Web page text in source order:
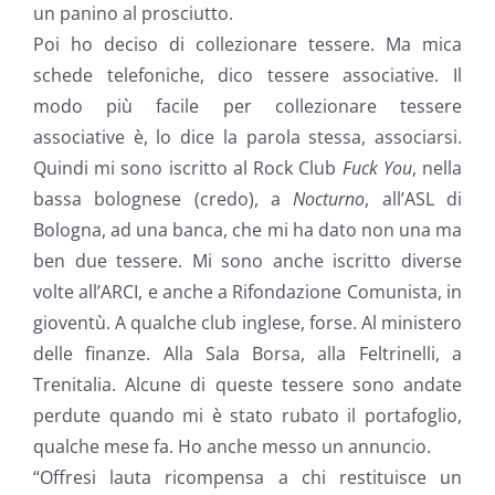
un panino al prosciutto.
Poi ho deciso di collezionare tessere. Ma mica
schede telefoniche, dico tessere associative. Il
modo più facile per collezionare tessere
associative è, lo dice la parola stessa, associarsi.
Quindi mi sono iscritto al Rock Club Fuck You, nella
bassa bolognese (credo), aNocturno, all’ASL di
Bologna, ad una banca, che mi ha dato non una ma
ben due tessere. Mi sono anche iscritto diverse
volte all’ARCI, e anche a Rifondazione Comunista, in
gioventù. A qualche club inglese, forse. Al ministero
delle finanze. Alla Sala Borsa, alla Feltrinelli, a
Trenitalia. Alcune di queste tessere sono andate
perdute quando mi è stato rubato il portafoglio,
qualche mese fa. Ho anche messo un annuncio.
“Offresi lauta ricompensa a chi restituisce un